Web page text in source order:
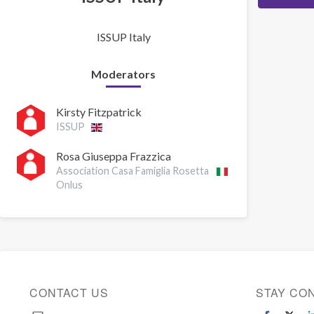
ISSUP Italy
Moderators
Kirsty Fitzpatrick
ISSUP
Rosa Giuseppa Frazzica
Association Casa Famiglia Rosetta
Onlus
CONTACT US STAY